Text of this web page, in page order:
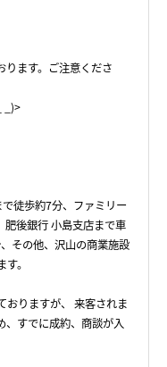
ます。ご注意くださ
_)>
徒歩約7分、ファミリー
肥後銀行 小島支店まで車
その他、沢山の商業施設
。
おりますが、 来客されま
、すでに成約、商談が入